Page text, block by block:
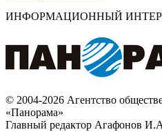
ИНФОРМАЦИОННЫЙ
© 2004-2026 Агентство
«Панорама»
Главный редактор Агафонов